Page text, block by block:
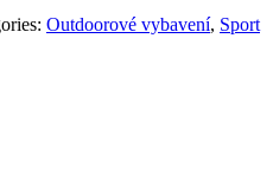
Outdoorové vybavení, Sport